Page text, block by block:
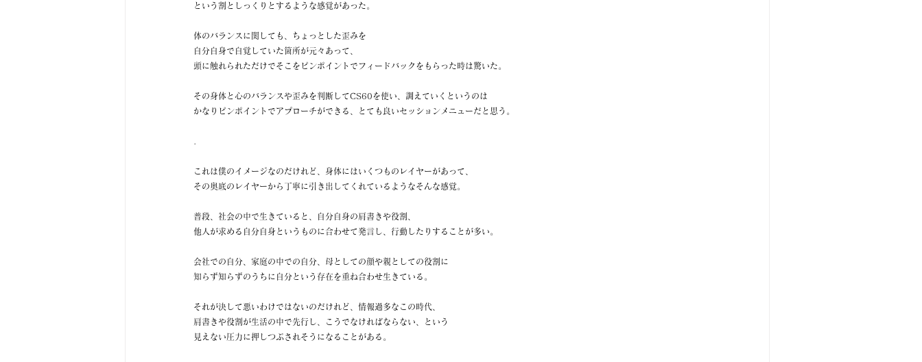
という割としっくりとするような感覚があった。
体のバランスに関しても、ちょっとした歪みを
自分自身で自覚していた箇所が元々あって、
頭に触れられただけでそこをピンポイントでフィードバックをもらった時は驚いた。
その身体と心のバランスや歪みを判断してCS60を使い、調えていくというのは
かなりピンポイントでアプローチができる、とても良いセッションメニューだと思う。
これは僕のイメージなのだけれど、身体にはいくつものレイヤーがあって、
その奥底のレイヤーから丁寧に引き出してくれているようなそんな感覚。
普段、社会の中で生きていると、自分自身の肩書きや役割、
他人が求める自分自身というものに合わせて発言し、行動したりすることが多い。
会社での自分、家庭の中での自分、母としての顔や親としての役割に
知らず知らずのうちに自分という存在を重ね合わせ生きている。
それが決して悪いわけではないのだけれど、情報過多なこの時代、
肩書きや役割が生活の中で先行し、こうでなければならない、という
見えない圧力に押しつぶされそうになることがある。